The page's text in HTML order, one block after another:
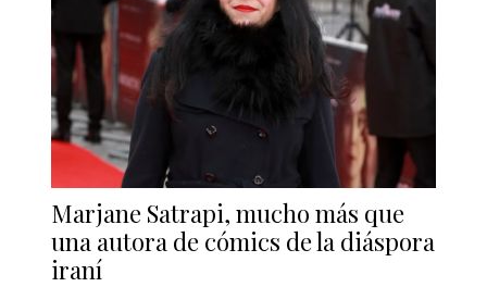
Marjane Satrapi, mucho más que
una autora de cómics de la diáspora
iraní